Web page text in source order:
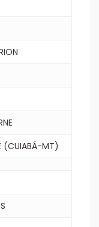
(CUIABÁ-MT)